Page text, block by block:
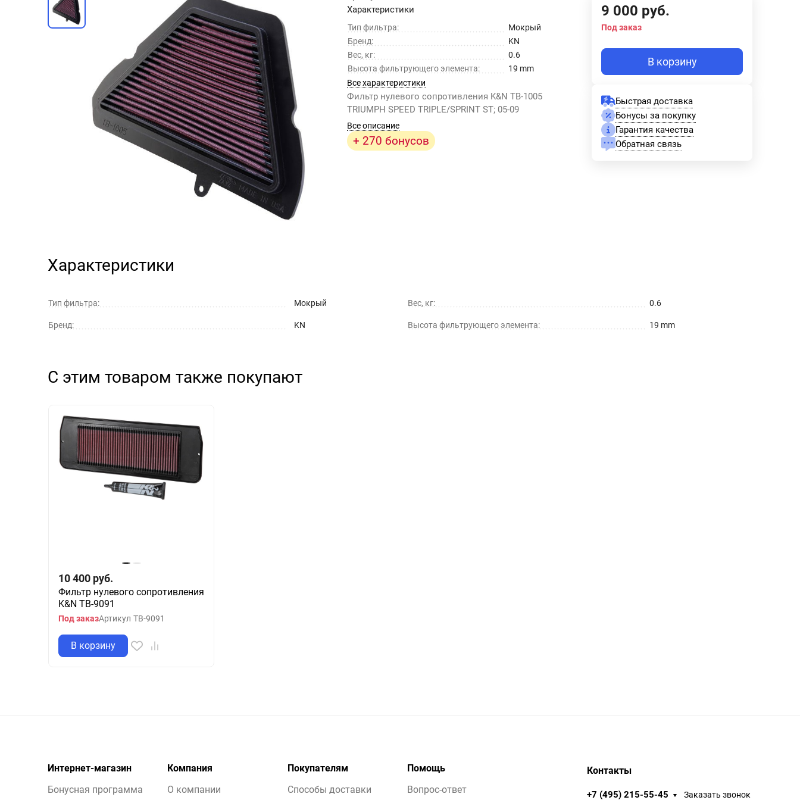
Характеристики
Тип фильтра:
Мокрый
Бренд:
KN
Вес, кг:
0.6
Высота фильтрующего элемента:
19 mm
Все характеристики
Фильтр нулевого сопротивления K&N TB-1005
TRIUMPH SPEED TRIPLE/SPRINT ST; 05-09
Все описание
+ 270 бонусов
9 000 руб.
Под заказ
В корзину
Быстрая доставка
Бонусы за покупку
Гарантия качества
Обратная связь
Характеристики
Тип фильтра: Мокрый
Бренд: KN
Вес, кг: 0.6
Высота фильтрующего элемента: 19 mm
С этим товаром также покупают
10 400 руб.
Фильтр нулевого сопротивления
K&N TB-9091
Под заказАртикул TB-9091
В корзину
Интернет-магазин
Бонусная программа
Компания
О компании
Покупателям
Способы доставки
Помощь
Вопрос-ответ
Контакты
+7 (495) 215-55-45 Заказать звонок